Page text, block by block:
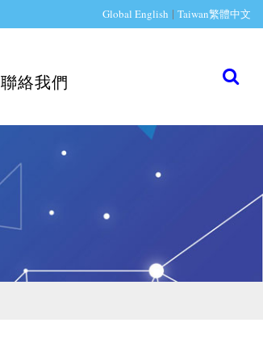
Global English | Taiwan繁體中文
聯絡我們